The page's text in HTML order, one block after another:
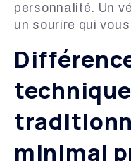
personnalité. Un
un sourire qui
minimal